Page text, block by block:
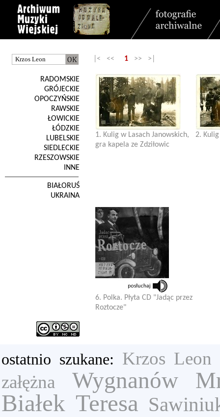
RADOMSKIE
GRÓJECKIE
OPOCZYŃSKIE
RAWSKIE
ŁOWICKIE
ŁÓDZKIE
LUBELSKIE
SIEDLECKIE
RZESZOWSKIE
INNE
BIAŁORUŚ
UKRAINA
|< << 1 >> >|
1. Kulig w Lasach Janowskich,
gra kapela ze Zdziłowic
2.
6. Polka. Płyta CD "Jadąc przez
Roztocze"
ostatnio szukane: Krzos Leon
załężna
Wygnanów
Białek Teresa